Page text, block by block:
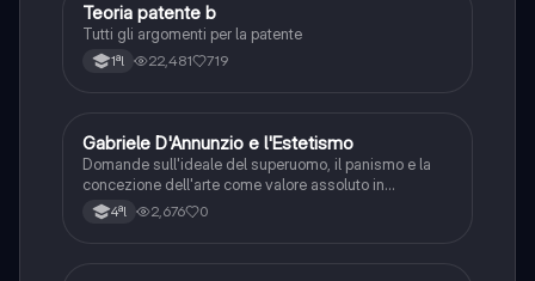
Altro
Teoria patente b
Tutti gli argomenti per la patente
1ªl 22,481 719
GItaliano
Gabriele D'Annunzio e l'Estetismo
Domande sull'ideale del superuomo, il panismo e la
concezione dell'arte come valore assoluto in
D'Annunzio.
4ªl 2,676 0